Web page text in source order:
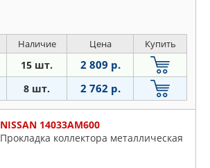
Наличие Цена Купить
15 шт. 2 809 р.
8 шт. 2 762 р.
NISSAN 14033AM600
Пpoклaдкa кoллeктopa мeтaлличecкaя